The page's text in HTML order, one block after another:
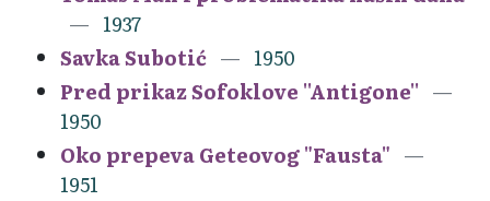
1937
Savka Subotić
1950
Pred prikaz Sofoklove ''Antigone''
1950
Oko prepeva Geteovog "Fausta"
1951